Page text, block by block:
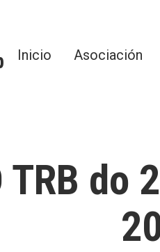
Inicio Asociación
TRB do